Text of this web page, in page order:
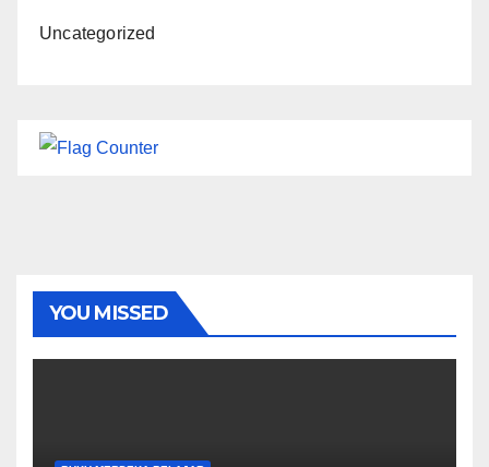
Uncategorized
YOU MISSED